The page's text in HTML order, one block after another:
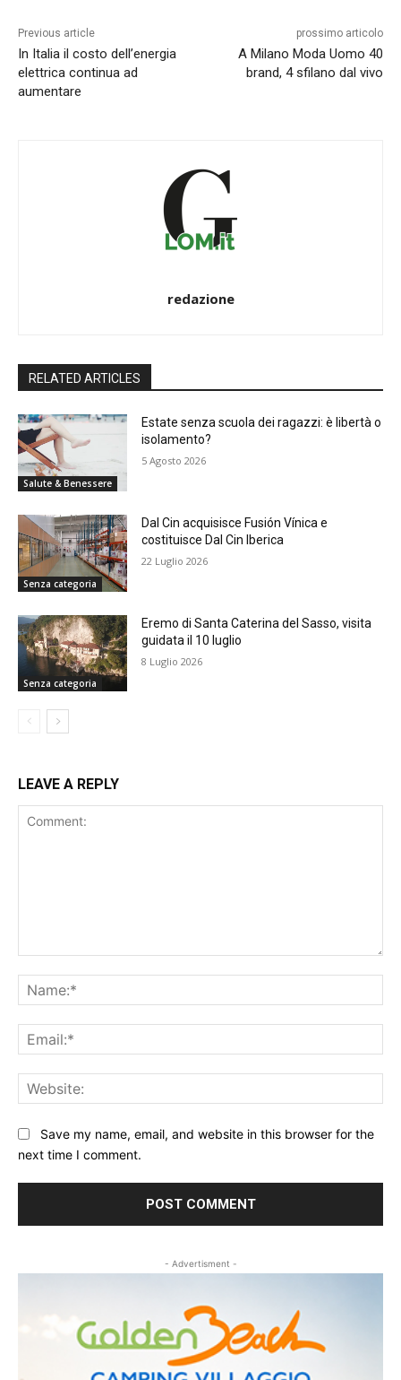
Previous article
In Italia il costo dell’energia
elettrica continua ad
aumentare
prossimo articolo
A Milano Moda Uomo 40
brand, 4 sfilano dal vivo
redazione
RELATED ARTICLES
Salute & Benessere
Estate senza scuola dei ragazzi: è libertà o
isolamento?
5 Agosto 2026
Senza categoria
Dal Cin acquisisce Fusión Vínica e
costituisce Dal Cin Iberica
22 Luglio 2026
Senza categoria
Eremo di Santa Caterina del Sasso, visita
guidata il 10 luglio
8 Luglio 2026
LEAVE A REPLY
Save my name, email, and website in this browser for the
next time I comment.
- Advertisment -